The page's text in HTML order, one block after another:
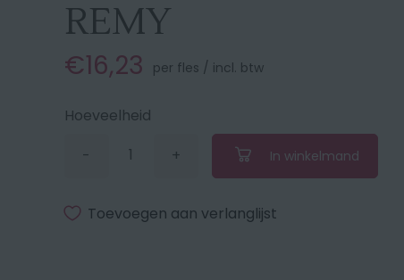
REMY
€16,23 per fles / incl. btw
Hoeveelheid
-Verminder
met
+Vermeerder
1
In winkelmand
Toevoegen aan verlanglijst